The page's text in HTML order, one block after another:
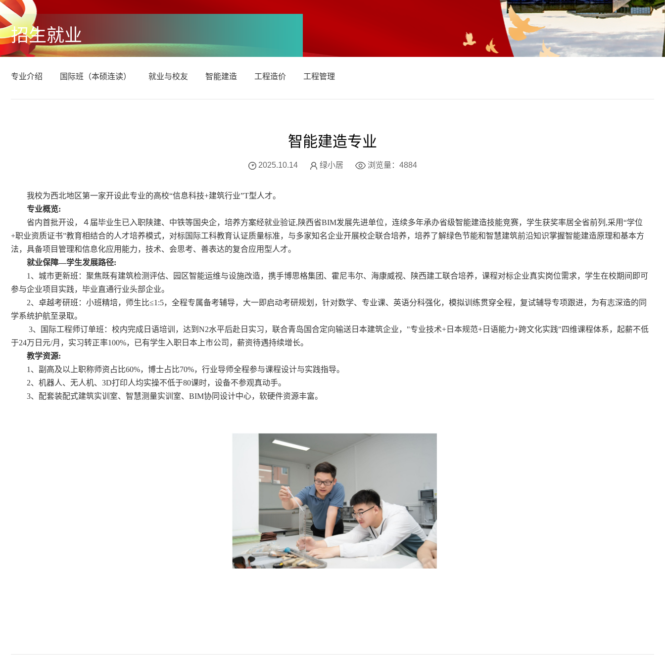
招生就业
专业介绍 国际班（本硕连读） 就业与校友 智能建造 工程造价 工程管理
智能建造专业
2025.10.14 绿小居 浏览量： 4884
我校为西北地区第一家开设此专业的高校“信息科技+建筑行业”T型人才。
专业概览:
省内首批开设，４届毕业生已入职陕建、中铁等国央企，培养方案经就业验证,陕西省BIM发展先进单位，连续多年承办省级智能建造技能竞赛，学生获奖率居全省前列,采用“学位
+职业资质证书”教育相结合的人才培养模式，对标国际工科教育认证质量标准，与多家知名企业开展校企联合培养，培养了解绿色节能和智慧建筑前沿知识掌握智能建造原理和基本方
法，具备项目管理和信息化应用能力，技术、会思考、善表达的复合应用型人才。
就业保障—学生发展路径:
1、城市更新班：聚焦既有建筑检测评估、园区智能运维与设施改造，携手博思格集团、霍尼韦尔、海康威视、陕西建工联合培养，课程对标企业真实岗位需求，学生在校期间即可
参与企业项目实践，毕业直通行业头部企业。
2、卓越考研班：小班精培，师生比≤1:5，全程专属备考辅导，大一即启动考研规划，针对数学、专业课、英语分科强化，模拟训练贯穿全程，复试辅导专项跟进，为有志深造的同
学系统护航至录取。
3、国际工程师订单班：校内完成日语培训，达到N2水平后赴日实习，联合青岛国合定向输送日本建筑企业，"专业技术+日本规范+日语能力+跨文化实践"四维课程体系，起薪不低
于24万日元/月，实习转正率100%，已有学生入职日本上市公司，薪资待遇持续增长。
教学资源:
1、副高及以上职称师资占比60%，博士占比70%，行业导师全程参与课程设计与实践指导。
2、机器人、无人机、3D打印人均实操不低于80课时，设备不参观真动手。
3、配套装配式建筑实训室、智慧测量实训室、BIM协同设计中心，软硬件资源丰富。